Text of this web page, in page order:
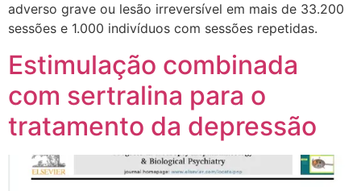
adverso grave ou lesão irreversível em mais de 33.200
sessões e 1.000 indivíduos com sessões repetidas.
Estimulação combinada
com sertralina para o
tratamento da depressão